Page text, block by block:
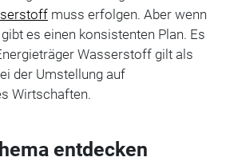
muss erfolgen. Aber wenn
es einen konsistenten Plan. Es
Wasserstoff gilt als
der Umstellung auf
Wirtschaften.
entdecken